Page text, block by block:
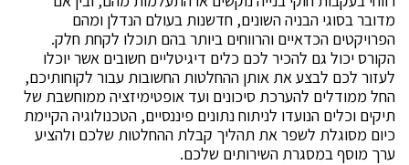
מדובר בסוגי הבניה השונים, חדשנות בעולם הנדלן ומהם
הפרויקטים הכדאיים והרווחים ביותר בהם תוכלו לקחת חלק.
הקורס יכול גם להכיר לכם כלים דיגיטליים חשובים אשר יוכלו
לעזור לכם לבצע את אותן ההחלטות החשובות עבור לקוחותיכם,
החל ממודלים להערכת סיכונים ועד אופטימיזציה ממוחשבת של
תיקים וכלים הנועדו לניתוח נתונים פיננסיים, הטכנולוגיה הקיימת
כיום מסוגלת לשפר את תהליך קבלת ההחלטות שלכם ולהציע
ערך מוסף במסגרת השירותים שלכם.